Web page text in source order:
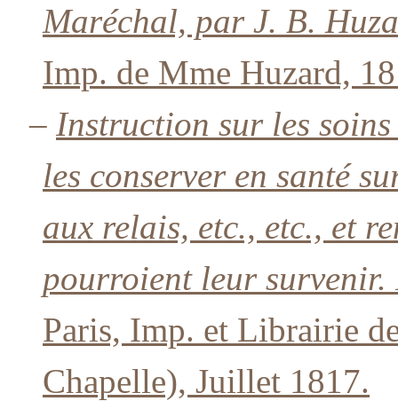
Maréchal, par J. B.
Imp. de Mme Huzard,
– Instruction sur les
les conserver en santé
aux relais, etc., etc., et
pourroient leur survenir.
Paris, Imp. et Librairie
Chapelle), Juillet 1817.